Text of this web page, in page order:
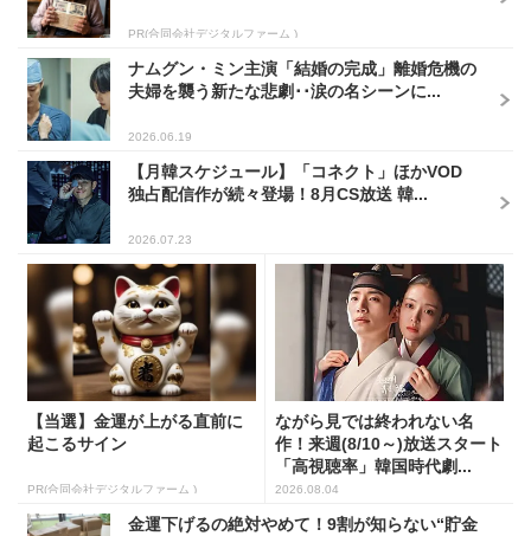
PR(合同会社デジタルファーム )
ナムグン・ミン主演「結婚の完成」離婚危機の
夫婦を襲う新たな悲劇･･涙の名シーンに...
2026.06.19
【月韓スケジュール】「コネクト」ほかVOD
独占配信作が続々登場！8月CS放送 韓...
2026.07.23
【当選】金運が上がる直前に
起こるサイン
PR(合同会社デジタルファーム )
ながら見では終われない名
作！来週(8/10～)放送スタート
「高視聴率」韓国時代劇...
2026.08.04
金運下げるの絶対やめて！9割が知らない“貯金